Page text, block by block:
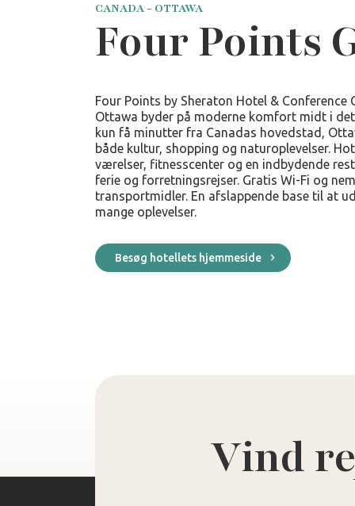
CANADA - OTTAWA
Four Points
Four Points by Sheraton Hotel & Conference
Ottawa byder på moderne komfort midt i
kun få minutter fra Canadas hovedstad,
både kultur, shopping og naturoplevelser.
værelser, fitnesscenter og en indbydende
ferie og forretningsrejser. Gratis Wi-Fi og
transportmidler. En afslappende base til at
mange oplevelser.
Besøg hotellets hjemmeside
Vind